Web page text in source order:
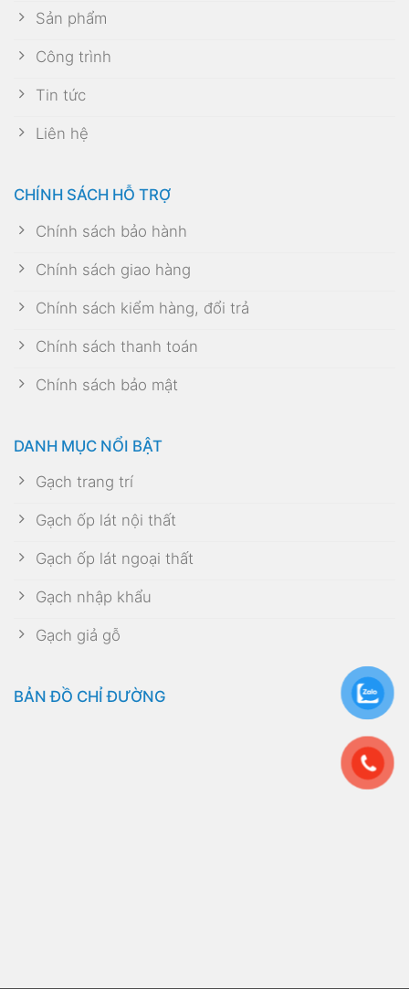
Sản phẩm
Công trình
Tin tức
Liên hệ
CHÍNH SÁCH HỖ TRỢ
Chính sách bảo hành
Chính sách giao hàng
Chính sách kiểm hàng, đổi trả
Chính sách thanh toán
Chính sách bảo mật
DANH MỤC NỔI BẬT
Gạch trang trí
Gạch ốp lát nội thất
Gạch ốp lát ngoại thất
Gạch nhập khẩu
Gạch giả gỗ
BẢN ĐỒ CHỈ ĐƯỜNG